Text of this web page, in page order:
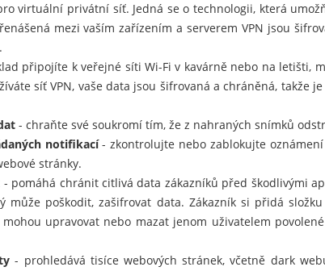
virtuální privátní síť. Jedná se o technologii, která
mezi vaším zařízením a serverem VPN jsou
připojíte k veřejné síti Wi-Fi v kavárně nebo na letišti,
síť VPN, vaše data jsou šifrovaná a chráněná,
- chraňte své soukromí tím, že z nahraných snímků
notifikací- zkontrolujte nebo zablokujte
stránky.
- pomáhá chránit citlivá data zákazníků před škodlivými
může poškodit, zašifrovat data. Zákazník si přidá
upravovat nebo mazat jenom uživatelem
- prohledává tisíce webových stránek, včetně dark